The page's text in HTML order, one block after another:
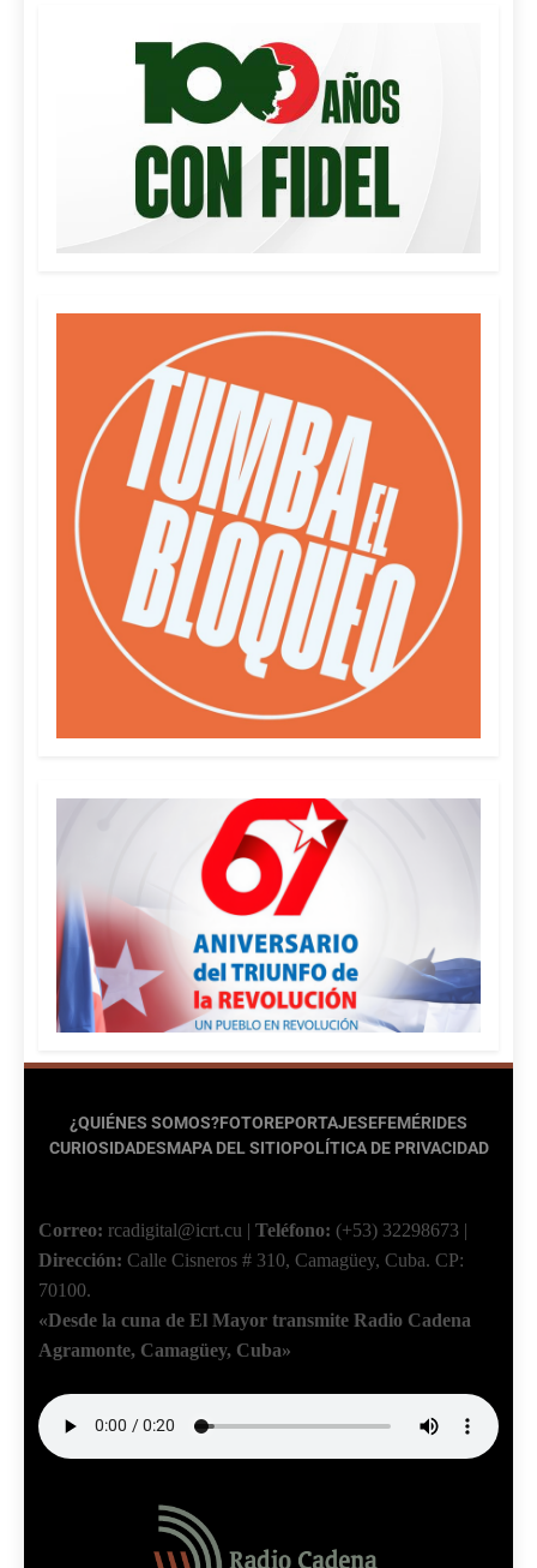
¿QUIÉNES SOMOS?FOTOREPORTAJESEFEMÉRIDES
CURIOSIDADESMAPA DEL SITIOPOLÍTICA DE PRIVACIDAD
Correo: rcadigital@icrt.cu | Teléfono: (+53) 32298673 |
Dirección: Calle Cisneros # 310, Camagüey, Cuba. CP:
70100.
«Desde la cuna de El Mayor transmite Radio Cadena
Agramonte, Camagüey, Cuba»